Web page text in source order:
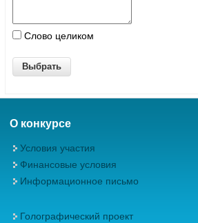
Слово целиком
О конкурсе
Условия участия
Финансовые условия
Информационное письмо
Голографический проект